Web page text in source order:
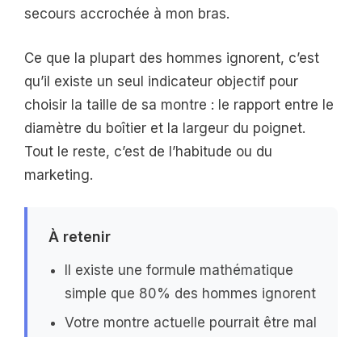
secours accrochée à mon bras.
Ce que la plupart des hommes ignorent, c’est
qu’il existe un seul indicateur objectif pour
choisir la taille de sa montre : le rapport entre le
diamètre du boîtier et la largeur du poignet.
Tout le reste, c’est de l’habitude ou du
marketing.
À retenir
Il existe une formule mathématique
simple que 80% des hommes ignorent
Votre montre actuelle pourrait être mal